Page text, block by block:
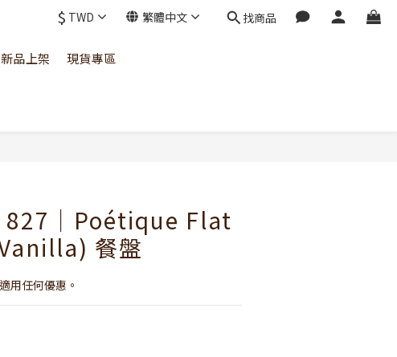
$ TWD 繁體中文 找商品
新品上架
現貨專區
827｜Poétique Flat
餐盤
用任何優惠。